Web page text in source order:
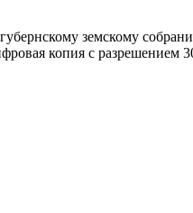
земскому
копия с разрешением